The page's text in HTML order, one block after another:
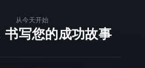
从今天开始
书写您的成功故事